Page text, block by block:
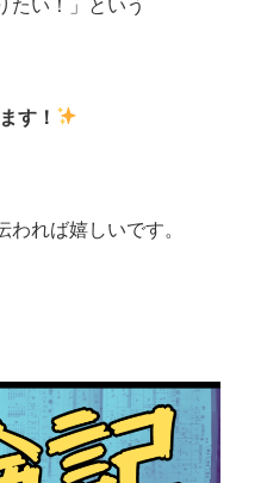
す！
れば嬉しいです。